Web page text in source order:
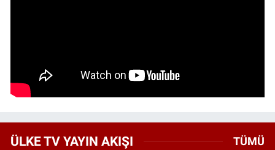
ÜLKE TV YAYIN AKIŞI TÜMÜ